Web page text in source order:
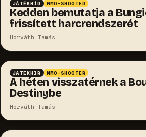
JÁTÉKHÍR MMO-SHOOTER
Kedden bemutatja a
frissített harcrendszerét
Horváth Tamás
JÁTÉKHÍR MMO-SHOOTER
A héten visszatérnek a
Destinybe
Horváth Tamás